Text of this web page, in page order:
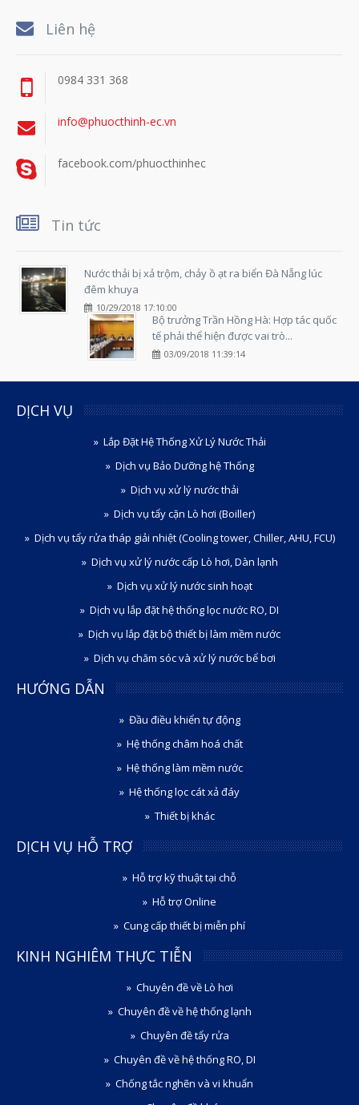
Liên hệ
0984 331 368
info@phuocthinh-ec.vn
facebook.com/phuocthinhec
Tin tức
Nước thải bị xả trộm, chảy ồ ạt ra biển Đà Nẵng lúc
đêm khuya
10/29/2018 17:10:00
Bộ trưởng Trần Hồng Hà: Hợp tác quốc
tế phải thể hiện được vai trò...
03/09/2018 11:39:14
DỊCH VỤ
Lắp Đặt Hệ Thống Xử Lý Nước Thải
Dịch vụ Bảo Dưỡng hệ Thống
Dịch vụ xử lý nước thải
Dịch vụ tẩy cặn Lò hơi (Boiller)
Dịch vụ tẩy rửa tháp giải nhiệt (Cooling tower, Chiller, AHU, FCU)
Dịch vụ xử lý nước cấp Lò hơi, Dàn lạnh
Dịch vụ xử lý nước sinh hoạt
Dịch vụ lắp đặt hệ thống lọc nước RO, DI
Dịch vụ lắp đặt bộ thiết bị làm mềm nước
Dịch vụ chăm sóc và xử lý nước bể bơi
HƯỚNG DẪN
Đầu điều khiển tự động
Hệ thống châm hoá chất
Hệ thống làm mềm nước
Hệ thống lọc cát xả đáy
Thiết bị khác
DỊCH VỤ HỖ TRỢ
Hỗ trợ kỹ thuật tại chỗ
Hỗ trợ Online
Cung cấp thiết bị miễn phí
KINH NGHIÊM THỰC TIỄN
Chuyên đề về Lò hơi
Chuyên đề về hệ thống lạnh
Chuyên đề tẩy rửa
Chuyên đề về hệ thống RO, DI
Chống tắc nghẽn và vi khuẩn